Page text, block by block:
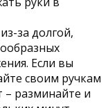
за долгой,
Если вы
своим ручкам
– разминайте и